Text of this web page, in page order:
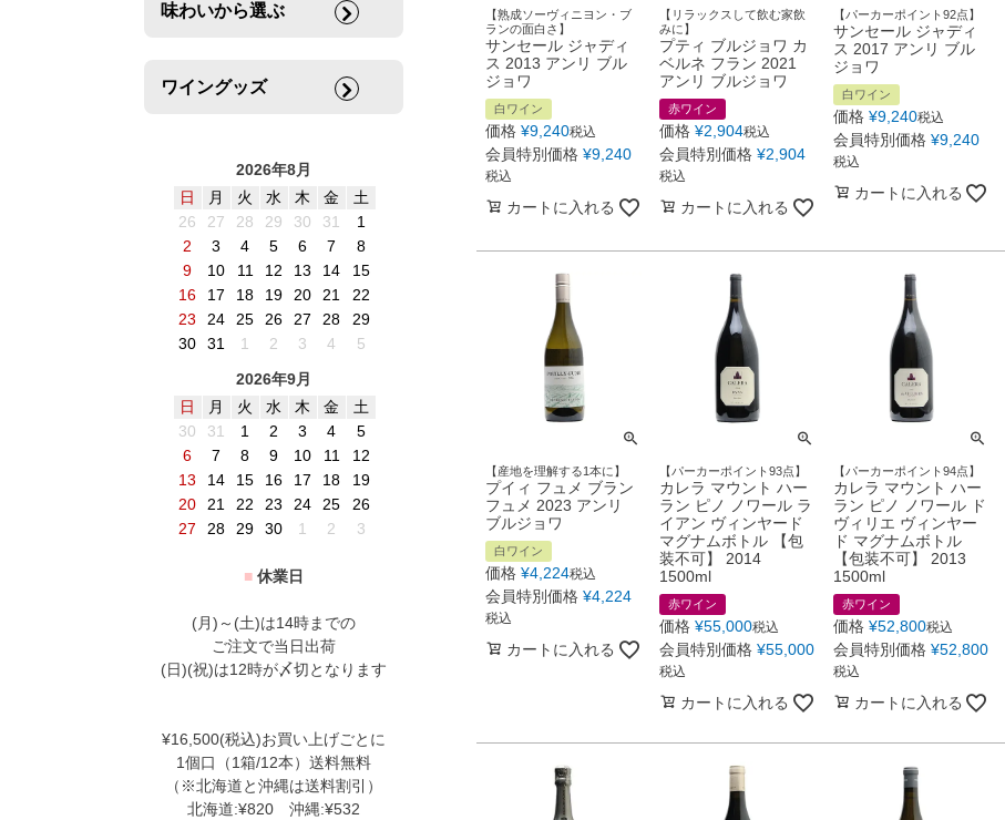
味わいから選ぶ
ワイングッズ
2026年8月
日
月 火 水 木 金
土
26
27 28 29 30 31
1
2
3 4 5 6 7
8
9
10 11 12 13 14
15
16
17 18 19 20 21
22
23
24 25 26 27 28
29
30
31 1 2 3 4
5
2026年9月
日
月 火 水 木 金
土
30
31 1 2 3 4
5
6
7 8 9 10 11
12
13
14 15 16 17 18
19
20
21 22 23 24 25
26
27
28 29 30 1 2 3
■ 休業日
(月)～(土)は14時までの
ご注文で当日出荷
(日)(祝)は12時が〆切となります
¥16,500(税込)お買い上げごとに
1個口（1箱/12本）送料無料
（※北海道と沖縄は送料割引）
北海道:¥820 沖縄:¥532
【熟成ソーヴィニヨン・ブ
ランの面白さ】
サンセール ジャディ
ス 2013 アンリ ブル
ジョワ
白ワイン
価格 ¥9,240税込
会員特別価格 ¥9,240
税込
カートに入れる
【リラックスして飲む家飲
みに】
プティ ブルジョワ カ
ベルネ フラン 2021
アンリ ブルジョワ
赤ワイン
価格 ¥2,904税込
会員特別価格 ¥2,904
税込
カートに入れる
【パーカーポイント92点】
サンセール ジャディ
ス 2017 アンリ ブル
ジョワ
白ワイン
価格 ¥9,240税込
会員特別価格 ¥9,240
税込
カートに入れる
【産地を理解する1本に】
プイィ フュメ ブラン
フュメ 2023 アンリ
ブルジョワ
白ワイン
価格 ¥4,224税込
会員特別価格 ¥4,224
税込
カートに入れる
【パーカーポイント93点】
カレラ マウント ハー
ラン ピノ ノワール ラ
イアン ヴィンヤード
マグナムボトル 【包
装不可】 2014
1500ml
赤ワイン
価格 ¥55,000税込
会員特別価格 ¥55,000
税込
カートに入れる
【パーカーポイント94点】
カレラ マウント ハー
ラン ピノ ノワール ド
ヴィリエ ヴィンヤー
ド マグナムボトル
【包装不可】 2013
1500ml
赤ワイン
価格 ¥52,800税込
会員特別価格 ¥52,800
税込
カートに入れる